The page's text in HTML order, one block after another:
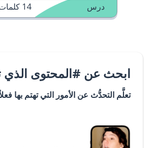
درس 14
ابحث عن #المحتوى الذي
تعلَّم التحدُّث عن الأمور التي تهتم بها